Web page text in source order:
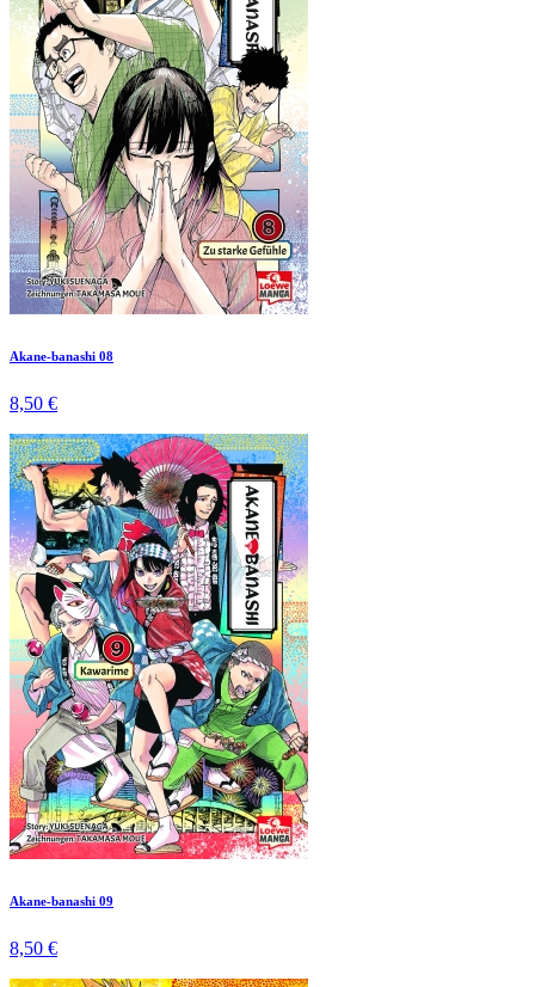
Akane-banashi 08
8,50 €
Akane-banashi 09
8,50 €